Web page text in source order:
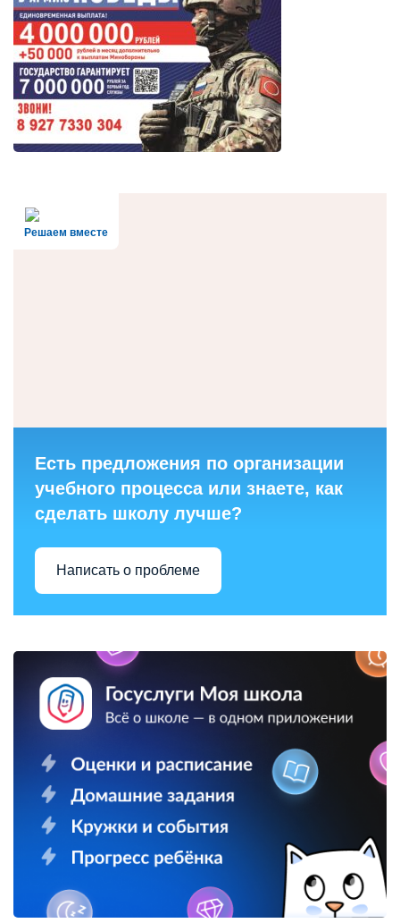
Решаем вместе
Есть предложения по организации
учебного процесса или знаете, как
сделать школу лучше?
Написать о проблеме